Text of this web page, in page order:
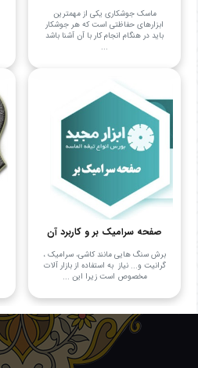
ماسک جوشکاری یکی از مهمترین
ابزارهای حفاظتی است که هر جوشکار
باید در هنگام انجام کار با آن آشنا باشد
...
صفحه سرامیک بر و کاربرد آن
برش سنگ هایی مانند کاشی، سرامیک ،
گرانیت و... نیاز به استفاده از بازار آلات
مخصوص است زیرا این ...